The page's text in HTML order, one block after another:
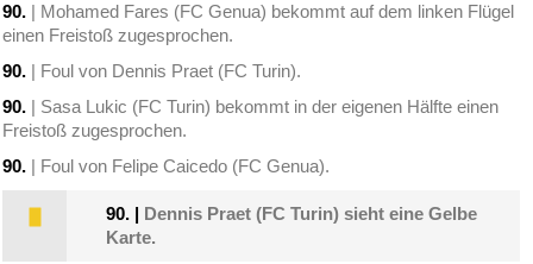
90. | Mohamed Fares (FC Genua) bekommt auf dem linken Flügel
einen Freistoß zugesprochen.
90. | Foul von Dennis Praet (FC Turin).
90. | Sasa Lukic (FC Turin) bekommt in der eigenen Hälfte einen
Freistoß zugesprochen.
90. | Foul von Felipe Caicedo (FC Genua).
90. | Dennis Praet (FC Turin) sieht eine Gelbe
Karte.